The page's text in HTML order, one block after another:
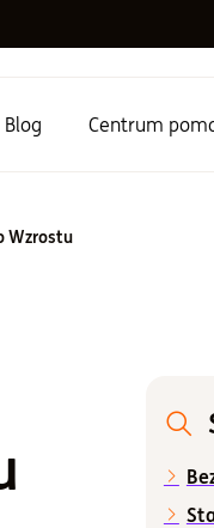
Blog Centrum
Wzrostu